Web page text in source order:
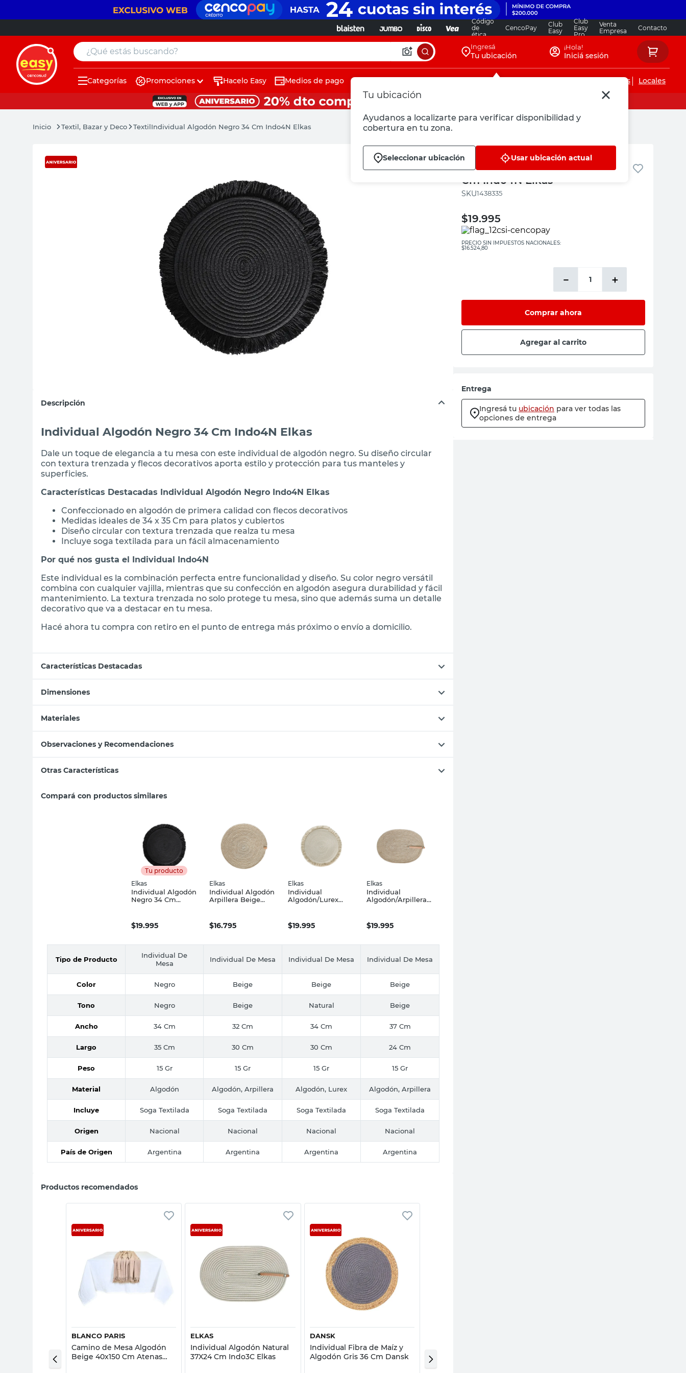
Código
de
ética
CencoPay
Club
Easy
Club
Easy
Pro
Venta
Empresa
Contacto
¿Qué estás buscando? Ingresá
Tu ubicación
Tu ubicación
Ayudanos a localizarte para verificar disponibilidad y
cobertura en tu zona.
Seleccionar ubicación Usar ubicación actual
¡Hola!
Iniciá sesión
Categorías Promociones Hacelo Easy Medios de pago Servicios de instalaciones Locales
Textil, Bazar y Deco TextilIndividual Algodón Negro 34 Cm Indo4N Elkas
Descripción
Individual Algodón Negro 34 Cm Indo4N Elkas
Dale un toque de elegancia a tu mesa con este individual de algodón negro. Su diseño circular
con textura trenzada y flecos decorativos aporta estilo y protección para tus manteles y
superficies.
Características Destacadas Individual Algodón Negro Indo4N Elkas
Confeccionado en algodón de primera calidad con flecos decorativos
Medidas ideales de 34 x 35 Cm para platos y cubiertos
Diseño circular con textura trenzada que realza tu mesa
Incluye soga textilada para un fácil almacenamiento
Por qué nos gusta el Individual Indo4N
Este individual es la combinación perfecta entre funcionalidad y diseño. Su color negro versátil
combina con cualquier vajilla, mientras que su confección en algodón asegura durabilidad y fácil
mantenimiento. La textura trenzada no solo protege tu mesa, sino que además suma un detalle
decorativo que va a destacar en tu mesa.
Hacé ahora tu compra con retiro en el punto de entrega más próximo o envío a domicilio.
Características Destacadas
Dimensiones
Materiales
Observaciones y Recomendaciones
Otras Características
Compará con productos similares
Tu producto
Elkas
Individual Algodón
Negro 34 Cm
$19.995
Elkas
Individual Algodón
Arpillera Beige
$16.795
Elkas
Individual
Algodón/Lurex
$19.995
Elkas
Individual
Algodón/Arpillera
$19.995
Tipo de Producto
Individual De
Mesa
Individual De Mesa Individual De Mesa Individual De Mesa
Color Negro Beige Beige Beige
Tono Negro Beige Natural Beige
Ancho 34 Cm 32 Cm 34 Cm 37 Cm
Largo 35 Cm 30 Cm 30 Cm 24 Cm
Peso 15 Gr 15 Gr 15 Gr 15 Gr
Material Algodón Algodón, Arpillera Algodón, Lurex Algodón, Arpillera
Incluye Soga Textilada Soga Textilada Soga Textilada Soga Textilada
Origen Nacional Nacional Nacional Nacional
País de Origen Argentina Argentina Argentina Argentina
Productos recomendados
35x45 Cm
BLANCO PARIS
Camino de Mesa Algodón
Beige 40x150 Cm Atenas
Vista rápida
ELKAS
Individual Algodón Natural
37X24 Cm Indo3C Elkas
Vista rápida
DANSK
Individual Fibra de Maíz y
Algodón Gris 36 Cm Dansk
Elkas
Individual Algodón Negro 34
Cm Indo4N Elkas
:1438335
$19.995
PRECIO SIN IMPUESTOS NACIONALES:
$16.524,80
＋
－
Comprar ahora
Agregar al carrito
Entrega
Ingresá tu ubicación para ver todas las
opciones de entrega
muebles